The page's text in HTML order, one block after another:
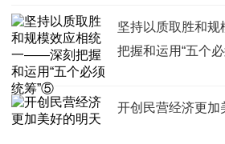
坚持以质取胜和
把握和运用“五个
开创民营经济更加